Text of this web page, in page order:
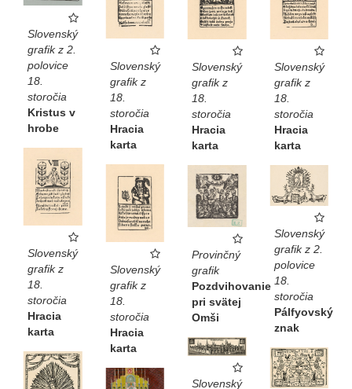
Slovenský
grafik z 2.
polovice
18.
storočia
Kristus v
hrobe
Slovenský
grafik z
18.
storočia
Hracia
karta
Slovenský
grafik z
18.
storočia
Hracia
karta
Slovenský
grafik z
18.
storočia
Hracia
karta
Slovenský
grafik z
18.
storočia
Hracia
karta
Slovenský
grafik z
18.
storočia
Hracia
karta
Provinčný
grafik
Pozdvihovanie
pri svätej
Omši
Slovenský
grafik z 2.
polovice
18.
storočia
Pálfyovský
znak
Slovenský